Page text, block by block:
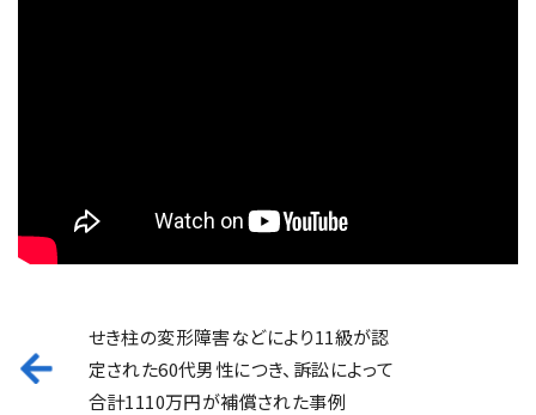
せき柱の変形障害などにより11級が認
定された60代男性につき、訴訟によって
合計1110万円が補償された事例